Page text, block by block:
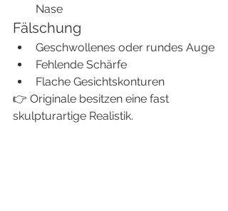
Nase
Fälschung
Geschwollenes oder rundes Auge
Fehlende Schärfe
Flache Gesichtskonturen
👉 Originale besitzen eine fast
skulpturartige Realistik.